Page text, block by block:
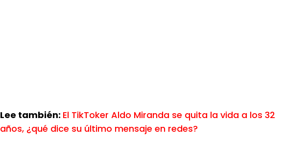
Lee también: El TikToker Aldo Miranda se quita la vida a los 32
años, ¿qué dice su último mensaje en redes?